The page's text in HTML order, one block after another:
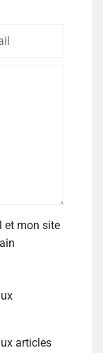
et mon site
articles